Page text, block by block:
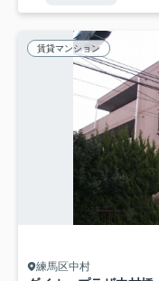
賃貸マンション
練馬区中村